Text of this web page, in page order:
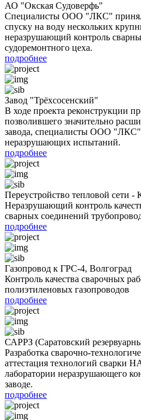
АО "Окская Судоверфь"
Специалисты ООО "ЛКС"
спуску на воду нескольких
неразрушающий контроль
судоремонтного цеха.
подробнее
Завод "Трёхсосенский"
В ходе проекта реконструкции
позволившего значительно
завода, специалисты ООО
неразрушающих испытаний.
подробнее
Переустройство тепловой сети -
Неразрушающий контроль
сварных соединений
подробнее
Газопровод к ГРС-4, Волгоград
Контроль качества сварочных
полиэтиленовых газопроводов
подробнее
САРРЗ (Саратовский
Разработка сварочно-
аттестация технологий сварки
лаборатории неразрушающего
заводе.
подробнее